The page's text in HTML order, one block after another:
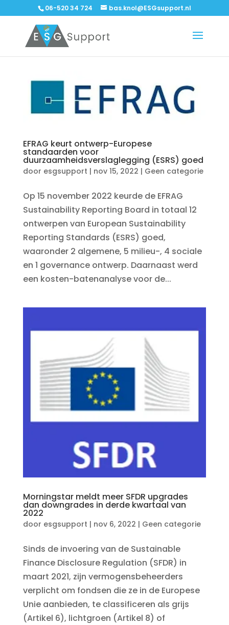
06-520 34 724 bas.knol@ESGsupport.nl
EFRAG keurt ontwerp-Europese
standaarden voor
duurzaamheidsverslaglegging (ESRS) goed
door esgsupport | nov 15, 2022 | Geen categorie
Op 15 november 2022 keurde de EFRAG
Sustainability Reporting Board in totaal 12
ontwerpen van European Sustainability
Reporting Standards (ESRS) goed,
waaronder 2 algemene, 5 milieu-, 4 sociale
en 1 governance ontwerp. Daarnaast werd
een kosten-batenanalyse voor de...
Morningstar meldt meer SFDR upgrades
dan downgrades in derde kwartaal van
2022
door esgsupport | nov 6, 2022 | Geen categorie
Sinds de invoering van de Sustainable
Finance Disclosure Regulation (SFDR) in
maart 2021, zijn vermogensbeheerders
verplicht om fondsen die ze in de Europese
Unie aanbieden, te classificeren als grijs
(Artikel 6), lichtgroen (Artikel 8) of